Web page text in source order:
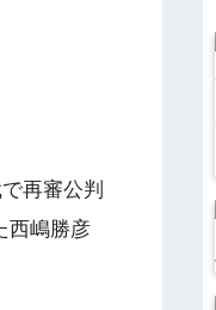
再審公判
西嶋勝彦